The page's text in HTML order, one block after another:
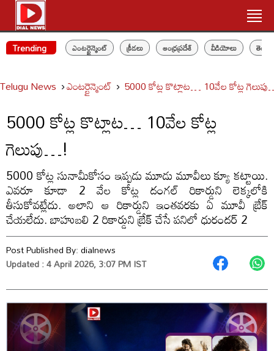
Trending ఎంటర్టైన్మెంట్ క్రీడలు ఆంధ్రప్రదేశ్ వీడియోలు
Telugu News ఎంటర్టైన్మెంట్ 5000 కోట్ల కొట్లాట… 10వేల కోట్ల
5000 కోట్ల కొట్లాట… 10వేల కోట్ల
గెలుపు…!
5000 కోట్ల సునామీకోసం ఇప్పడు మూడు మూవీలు క్యూ కట్టాయి.
ఎవరూ కూడా 2 వేల కోట్ల దంగల్ రికార్డుని లెక్కలోకి
తీసుకోవట్లేదు. అలాని ఆ రికార్డుని ఇంతవరకు ఏ మూవీ బ్రేక్
చేయలేదు. బాహుబలి 2 రికార్డుని బ్రేక్ చేసే పనిలో ధురందర్ 2
Post Published By:dialnews
Updated : 4 April 2026, 3:07 PM IST